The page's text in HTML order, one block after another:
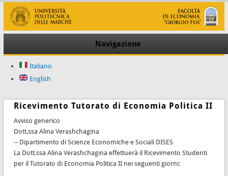
Navigazione
Italiano
English
Ricevimento Tutorato di Economia Politica II
Avviso generico
Dott.ssa Alina Verashchagina
-- Dipartimento di Scienze Economiche e Sociali DISES
La Dott.ssa Alina Verashchagina effettuerà il Ricevimento Studenti
per il Tutorato di Economia Politica II nei seguenti giorni: